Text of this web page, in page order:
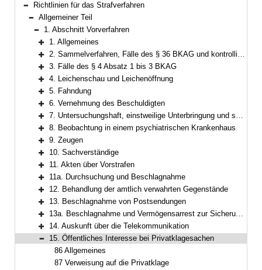
Bereich reduzieren
Richtlinien für das Strafverfahren
Bereich reduzieren
Allgemeiner Teil
Bereich reduzieren
1. Abschnitt Vorverfahren
Bereich erweitern
1. Allgemeines
Bereich erweitern
2. Sammelverfahren, Fälle des § 36 BKAG und kontrollierte Transporte
Bereich erweitern
3. Fälle des § 4 Absatz 1 bis 3 BKAG
Bereich erweitern
4. Leichenschau und Leichenöffnung
Bereich erweitern
5. Fahndung
Bereich erweitern
6. Vernehmung des Beschuldigten
Bereich erweitern
7. Untersuchungshaft, einstweilige Unterbringung und sonstige Maßnahmen zur Sicherstellung der Strafverfolgung und der Strafvollstreckung
Bereich erweitern
8. Beobachtung in einem psychiatrischen Krankenhaus
Bereich erweitern
9. Zeugen
Bereich erweitern
10. Sachverständige
Bereich erweitern
11. Akten über Vorstrafen
Bereich erweitern
11a. Durchsuchung und Beschlagnahme
Bereich erweitern
12. Behandlung der amtlich verwahrten Gegenstände
Bereich erweitern
13. Beschlagnahme von Postsendungen
Bereich erweitern
13a. Beschlagnahme und Vermögensarrest zur Sicherung der Einziehung und der Wertersatzeinziehung, Insolvenzverfahren
Bereich erweitern
14. Auskunft über die Telekommunikation
Bereich reduzieren
15. Öffentliches Interesse bei Privatklagesachen
86 Allgemeines
87 Verweisung auf die Privatklage